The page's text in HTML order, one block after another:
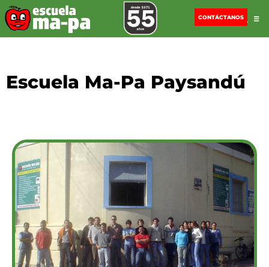
CONTÁCTANOS
Escuela Ma-Pa Paysandú